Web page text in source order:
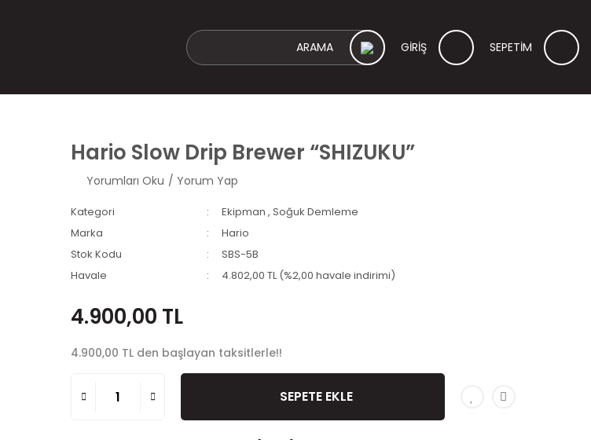
GİRİŞ SEPETİM
Hario Slow Drip Brewer “SHIZUKU”
Yorumları Oku / Yorum Yap
Kategori Ekipman , Soğuk Demleme
Marka
Hario
Stok Kodu
SBS-5B
Havale
4.802,00 TL (%2,00 havale indirimi)
4.900,00 TL
4.900,00 TL den başlayan taksitlerle!!
SEPETE EKLE